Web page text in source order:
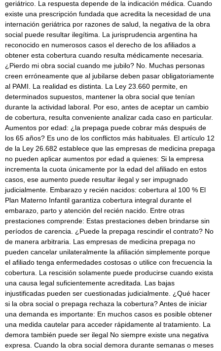
geriátrico. La respuesta depende de la indicación médica. Cuando
existe una prescripción fundada que acredita la necesidad de una
internación geriátrica por razones de salud, la negativa de la obra
social puede resultar ilegítima. La jurisprudencia argentina ha
reconocido en numerosos casos el derecho de los afiliados a
obtener esta cobertura cuando resulta médicamente necesaria.
¿Pierdo mi obra social cuando me jubilo? No. Muchas personas
creen erróneamente que al jubilarse deben pasar obligatoriamente
al PAMI. La realidad es distinta. La Ley 23.660 permite, en
determinados supuestos, mantener la obra social que tenían
durante la actividad laboral. Por eso, antes de aceptar un cambio
de cobertura, resulta conveniente analizar cada caso en particular.
Aumentos por edad: ¿la prepaga puede cobrar más después de
los 65 años? Es uno de los conflictos más habituales. El artículo 12
de la Ley 26.682 establece que las empresas de medicina prepaga
no pueden aplicar aumentos por edad a quienes: Si la empresa
incrementa la cuota únicamente por la edad del afiliado en estos
casos, ese aumento puede resultar ilegal y ser impugnado
judicialmente. Embarazo y recién nacidos: cobertura al 100 % El
Plan Materno Infantil garantiza cobertura integral durante el
embarazo, parto y atención del recién nacido. Entre otras
prestaciones comprende: Estas prestaciones deben brindarse sin
períodos de carencia. ¿Puede la prepaga rescindir el contrato? No
de manera arbitraria. Las empresas de medicina prepaga no
pueden cancelar unilateralmente la afiliación simplemente porque
el afiliado tenga enfermedades costosas o utilice con frecuencia la
cobertura. La rescisión solamente puede producirse cuando exista
una causa legal suficientemente acreditada. Las bajas
injustificadas pueden ser cuestionadas judicialmente. ¿Qué hacer
si la obra social o prepaga rechaza la cobertura? Antes de iniciar
una demanda es importante: En muchos casos es posible obtener
una medida cautelar para acceder rápidamente al tratamiento. La
demora también puede ser ilegal No siempre existe una negativa
expresa. Cuando la obra social demora durante semanas o meses